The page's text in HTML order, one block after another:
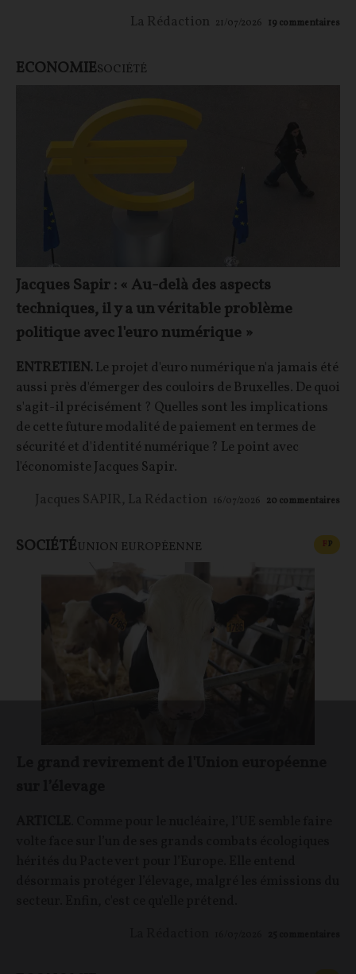
La Rédaction 21/07/2026 19 commentaires
ECONOMIESOCIÉTÉ
Jacques Sapir : « Au-delà des aspects
techniques, il y a un véritable problème
politique avec l'euro numérique »
ENTRETIEN.Le projet d'euro numérique n'a jamais été
aussi près d'émerger des couloirs de Bruxelles. De quoi
s'agit-il précisément ? Quelles sont les implications
de cette future modalité de paiement en termes de
sécurité et d'identité numérique ? Le point avec
l'économiste Jacques Sapir.
Jacques SAPIR, La Rédaction 16/07/2026 20 commentaires
SOCIÉTÉUNION EUROPÉENNE FP